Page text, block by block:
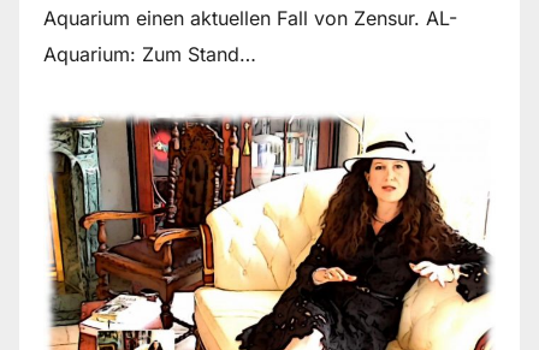
Aquarium einen aktuellen Fall von Zensur. AL-
Aquarium: Zum Stand…